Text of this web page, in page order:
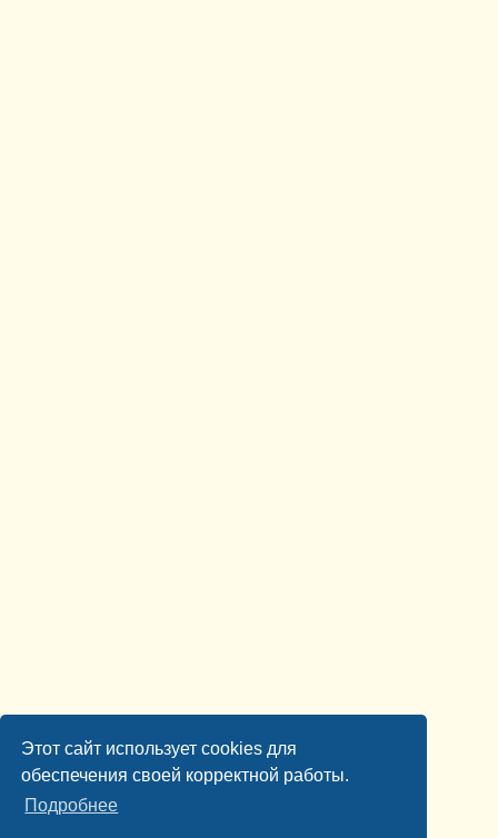
Этот сайт использует cookies для
обеспечения своей корректной работы.
Подробнее